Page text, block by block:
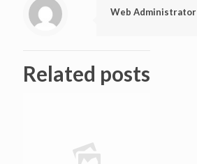
Web Administrator
Related posts